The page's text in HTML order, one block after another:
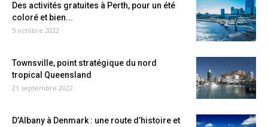
Des activités gratuites à Perth, pour un été
coloré et bien...
5 octobre 2022
Townsville, point stratégique du nord
tropical Queensland
21 septembre 2022
D’Albany à Denmark : une route d’histoire et